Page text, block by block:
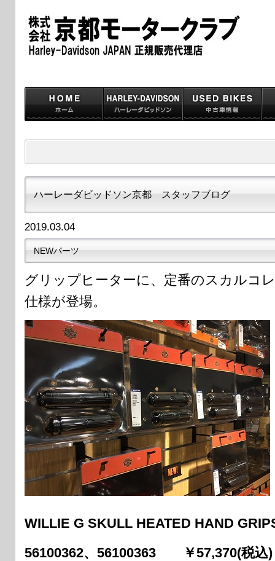
ハーレーダビッドソン京都 スタッフブログ
2019.03.04
NEWパーツ
グリップヒーターに、定番のスカルコ
仕様が登場。
WILLIE G SKULL HEATED HAND
56100362、56100363 ￥57,370(税込)